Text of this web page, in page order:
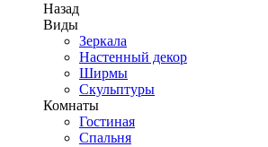
Назад
Виды
Зеркала
Настенный декор
Ширмы
Скульптуры
Комнаты
Гостиная
Спальня